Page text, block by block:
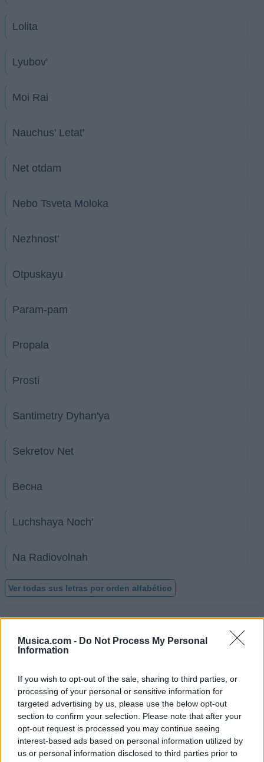
Musica.com - Do Not Process My Personal
Information
If you wish to opt-out of the sale, sharing to third parties, or
processing of your personal or sensitive information for
targeted advertising by us, please use the below opt-out
section to confirm your selection. Please note that after your
opt-out request is processed you may continue seeing
interest-based ads based on personal information utilized by
us or personal information disclosed to third parties prior to
Lolita
Lyubov'
Moi Rai
Nauchus' Letat'
Net otdam
Nebo Tsveta Moloka
Nezhnost'
Otpuskayu
Param-pam
Propala
Prosti
Santimetry Dyhan'ya
Sekretov Net
Весна
Luchshaya Noch'
Na Radiovolnah
Ver todas sus letras por orden alfabético
Discografía Biografía Ranking Fotos Foro
Biografía de Maksim
El Fascinante Viaje Musical de Maksim: De las
Teclas al Corazón del Mundo